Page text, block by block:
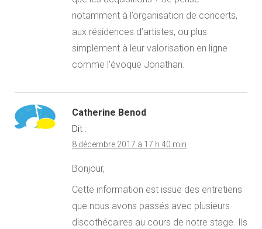
notamment à l’organisation de concerts,
aux résidences d’artistes, ou plus
simplement à leur valorisation en ligne
comme l’évoque Jonathan.
Catherine Benod
Dit :
8 décembre 2017 à 17 h 40 min
Bonjour,
Cette information est issue des entretiens
que nous avons passés avec plusieurs
discothécaires au cours de notre stage. Ils